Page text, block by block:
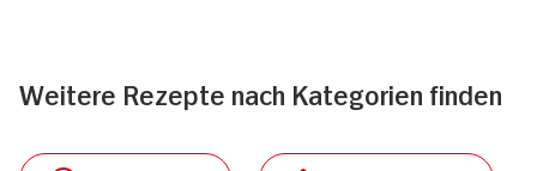
Weitere Rezepte nach Kategorien finden